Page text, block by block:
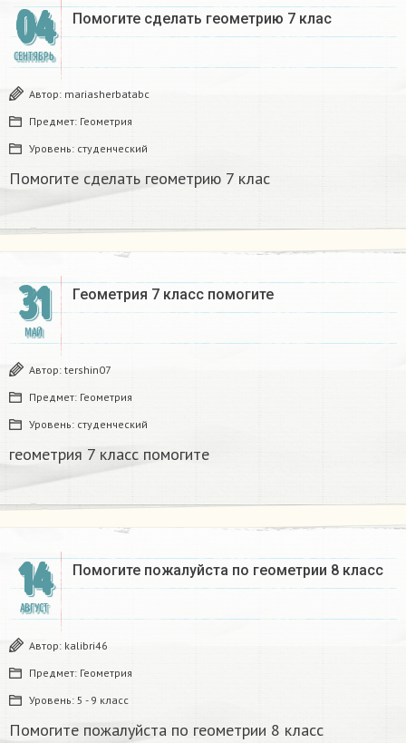
04
СЕНТЯБРЬ
Помогите сделать геометрию 7 клас
Автор: mariasherbatabc
Предмет: Геометрия
Уровень: студенческий
Помогите сделать геометрию 7 клас
31
МАЙ
Геометрия 7 класс помогите
Автор: tershin07
Предмет: Геометрия
Уровень: студенческий
геометрия 7 класс помогите
14
АВГУСТ
Помогите пожалуйста по геометрии 8 класс
Автор: kalibri46
Предмет: Геометрия
Уровень: 5 - 9 класс
Помогите пожалуйста по геометрии 8 класс